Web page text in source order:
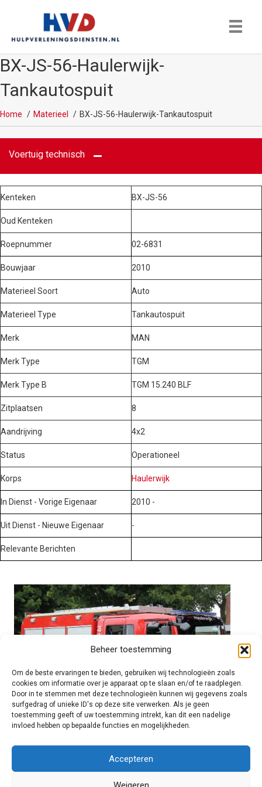
Beheer toestemming
Om de beste ervaringen te bieden, gebruiken wij technologieën zoals
cookies om informatie over je apparaat op te slaan en/of te raadplegen.
Door in te stemmen met deze technologieën kunnen wij gegevens zoals
surfgedrag of unieke ID's op deze site verwerken. Als je geen
toestemming geeft of uw toestemming intrekt, kan dit een nadelige
invloed hebben op bepaalde functies en mogelijkheden.
Accepteren
BX-JS-56-Haulerwijk-
Tankautospuit
Home Materieel BX-JS-56-Haulerwijk-Tankautospuit
Voertuig technisch
Kenteken BX-JS-56
Oud Kenteken
Roepnummer 02-6831
Bouwjaar 2010
Materieel Soort Auto
Materieel Type Tankautospuit
Merk MAN
Merk Type TGM
Merk Type B TGM 15.240 BLF
Zitplaatsen 8
Aandrijving 4x2
Status Operationeel
Korps Haulerwijk
In Dienst - Vorige Eigenaar 2010 -
Uit Dienst - Nieuwe Eigenaar -
Relevante Berichten